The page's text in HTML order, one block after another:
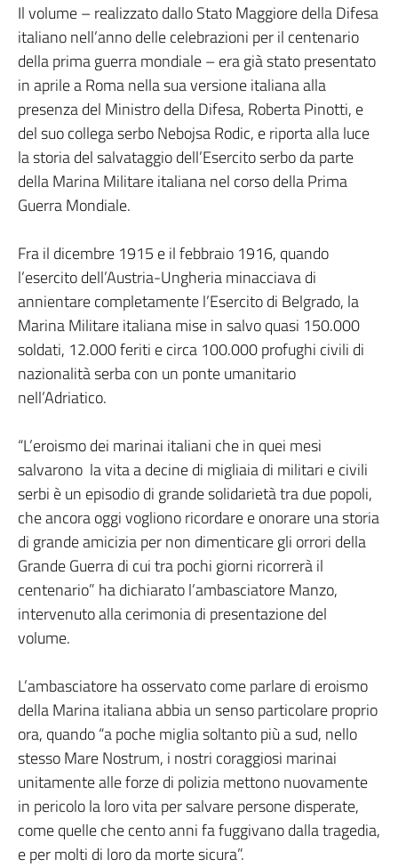
Il volume – realizzato dallo Stato Maggiore della Difesa
italiano nell’anno delle celebrazioni per il centenario
della prima guerra mondiale – era già stato presentato
in aprile a Roma nella sua versione italiana alla
presenza del Ministro della Difesa, Roberta Pinotti, e
del suo collega serbo Nebojsa Rodic, e riporta alla luce
la storia del salvataggio dell’Esercito serbo da parte
della Marina Militare italiana nel corso della Prima
Guerra Mondiale.
Fra il dicembre 1915 e il febbraio 1916, quando
l’esercito dell’Austria-Ungheria minacciava di
annientare completamente l’Esercito di Belgrado, la
Marina Militare italiana mise in salvo quasi 150.000
soldati, 12.000 feriti e circa 100.000 profughi civili di
nazionalità serba con un ponte umanitario
nell’Adriatico.
“L’eroismo dei marinai italiani che in quei mesi
salvarono la vita a decine di migliaia di militari e civili
serbi è un episodio di grande solidarietà tra due popoli,
che ancora oggi vogliono ricordare e onorare una storia
di grande amicizia per non dimenticare gli orrori della
Grande Guerra di cui tra pochi giorni ricorrerà il
centenario” ha dichiarato l’ambasciatore Manzo,
intervenuto alla cerimonia di presentazione del
volume.
L’ambasciatore ha osservato come parlare di eroismo
della Marina italiana abbia un senso particolare proprio
ora, quando “a poche miglia soltanto più a sud, nello
stesso Mare Nostrum, i nostri coraggiosi marinai
unitamente alle forze di polizia mettono nuovamente
in pericolo la loro vita per salvare persone disperate,
come quelle che cento anni fa fuggivano dalla tragedia,
e per molti di loro da morte sicura”.